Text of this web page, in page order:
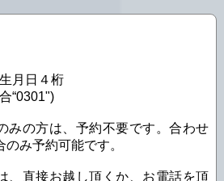
月日４桁
“0301")
の方は、予約不要です。合わせ
み予約可能です。
直接お越し頂くか、お電話を頂